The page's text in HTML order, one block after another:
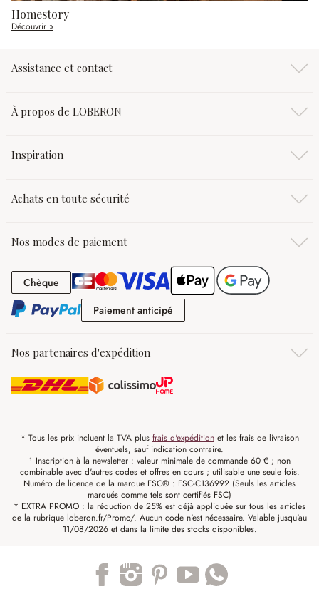
Homestory
Découvrir »
Assistance et contact
À propos de LOBERON
Inspiration
Achats en toute sécurité
Nos modes de paiement
Chèque Chèque
Paiement anticipé
Nos partenaires d'expédition
* Tous les prix incluent la TVA plus frais d'expéditionet les frais de livraison
éventuels, sauf indication contraire.
¹ Inscription à la newsletter : valeur minimale de commande 60 € ; non
combinable avec d'autres codes et offres en cours ; utilisable une seule fois.
Numéro de licence de la marque FSC® : FSC-C136992 (Seuls les articles
marqués comme tels sont certifiés FSC)
* EXTRA PROMO : la réduction de 25% est déjà appliquée sur tous les articles
de la rubrique loberon.fr/Promo/. Aucun code n'est nécessaire. Valable jusqu'au
11/08/2026 et dans la limite des stocks disponibles.